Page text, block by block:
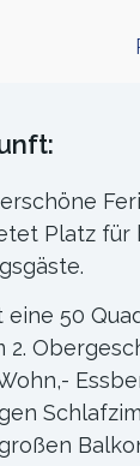
Platz für
eine 50